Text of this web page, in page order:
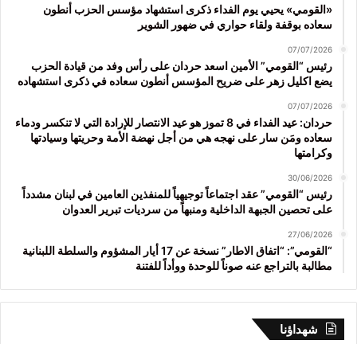
«القومي» يحيي يوم الفداء ذكرى استشهاد مؤسس الحزب أنطون
سعاده بوقفة ولقاء حواري في ضهور الشوير
07/07/2026
رئيس “القومي” الأمين اسعد حردان على رأس وفد من قيادة الحزب
يضع اكليل زهر على ضريح المؤسس أنطون سعاده في ذكرى استشهاده
07/07/2026
حردان: عيد الفداء في 8 تموز هو عيد الانتصار للإرادة التي لا تنكسر ودماء
سعاده ومَن سار على نهجه هي من أجل نهضة الأمة وحريتها وسيادتها
وكرامتها
30/06/2026
رئيس “القومي” عقد اجتماعاً توجيهياً للمنفذين العامين في لبنان مشدداً
على تحصين الجبهة الداخلية ومنبهاً من سرديات تبرير العدوان
27/06/2026
“القومي”: “اتفاق الاطار” نسخة عن 17 أيار المشؤوم والسلطة اللبنانية
مطالبة بالتراجع عنه صوناً للوحدة ووأداً للفتنة
شهداؤنا